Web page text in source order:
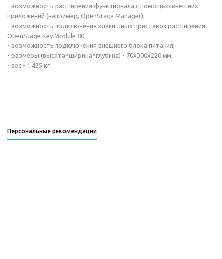
- возможность расширения функционала с помощью внешних
приложений (например, OpenStage Manager);
- возможность подключения клавишных приставок расширения:
OpenStage Key Module 80;
- возможность подключения внешнего блока питания;
- размеры (высота*ширина*глубина) - 70x300x220 мм;
- вес - 1,435 кг
Персональные рекомендации